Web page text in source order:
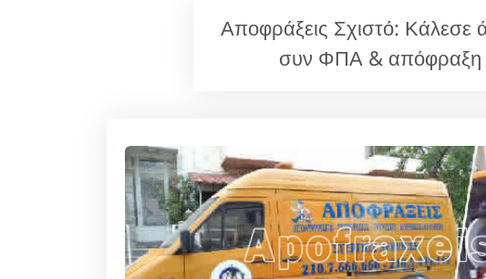
Αποφράξεις Σχιστό:
συν ΦΠΑ & απόφραξη